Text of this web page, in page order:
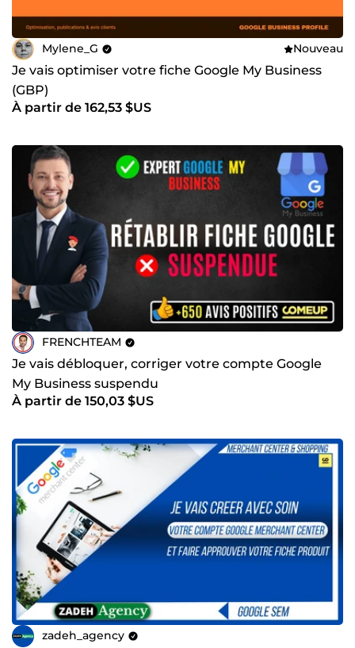
Mylene_G Nouveau
Je vais optimiser votre fiche Google My Business
(GBP)
À partir de 162,53 $US
FRENCHTEAM
Je vais débloquer, corriger votre compte Google
My Business suspendu
À partir de 150,03 $US
zadeh_agency